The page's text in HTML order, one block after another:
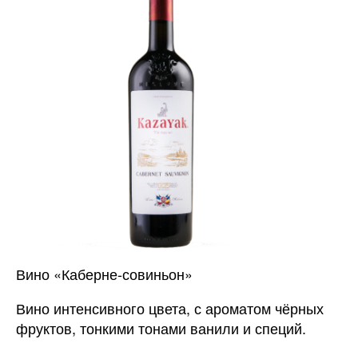
Вино «Каберне-совиньон»
Вино интенсивного цвета, с ароматом чёрных
фруктов, тонкими тонами ванили и специй.